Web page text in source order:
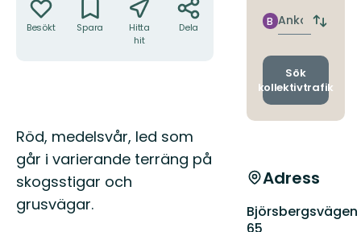
Besökt Spara
Hitta
hit
Dela
Beskrivning
Röd, medelsvår, led som
går i varierande terräng på
skogsstigar och
grusvägar.
Ankomst
B
Byt
och
Sök
kollektivtrafik
Adress
Björsbergsvägen
65